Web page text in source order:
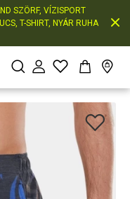
SZÖRF, VÍZISPORT
T-SHIRT, NYÁR RUHA